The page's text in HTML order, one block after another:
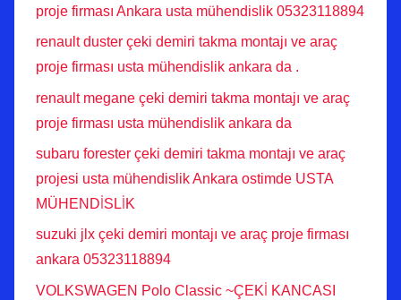
proje firması Ankara usta mühendislik 05323118894
renault duster çeki demiri takma montajı ve araç
proje firması usta mühendislik ankara da .
renault megane çeki demiri takma montajı ve araç
proje firması usta mühendislik ankara da
subaru forester çeki demiri takma montajı ve araç
projesi usta mühendislik Ankara ostimde USTA
MÜHENDİSLİK
suzuki jlx çeki demiri montajı ve araç proje firması
ankara 05323118894
VOLKSWAGEN Polo Classic ~ÇEKİ KANCASI